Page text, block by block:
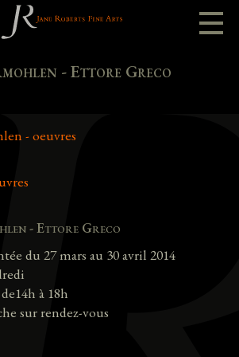
- Ettore Greco
- oeuvres
- Ettore Greco
du 27 mars au 30 avril 2014
à 18h
sur rendez-vous